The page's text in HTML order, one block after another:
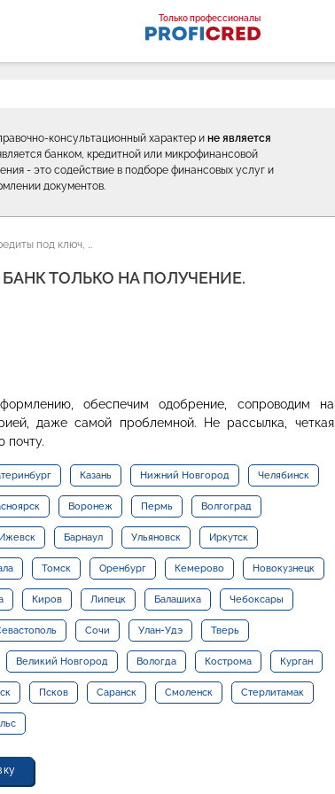
Только профессионалы
консультационный характер ине является
банком, кредитной или микрофинансовой
- это содействие в подборе финансовых услуг и
документов.
под ключ, …
ТОЛЬКО НА ПОЛУЧЕНИЕ.
обеспечим одобрение, сопроводим на
даже самой проблемной. Не рассылка, четкая
почту.
Казань Нижний Новгород Челябинск
Воронеж Пермь Волгоград
Ижевск Барнаул Ульяновск Иркутск
Томск Оренбург Кемерово Новокузнецк
Киров Липецк Балашиха Чебоксары
Сочи Улан-Удэ Тверь
Великий Новгород Вологда Кострома Курган
Псков Саранск Смоленск Стерлитамак